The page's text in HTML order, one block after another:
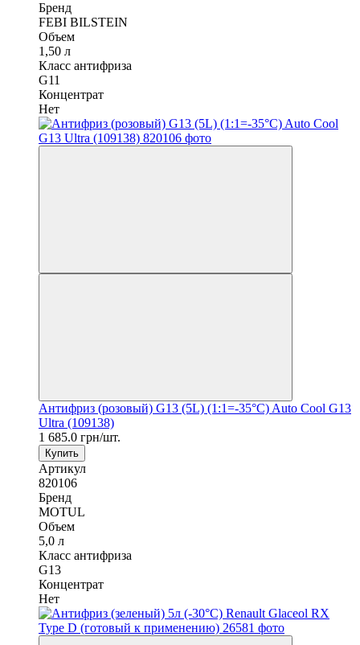
Бренд
FEBI BILSTEIN
Объем
1,50 л
Класс антифриза
G11
Концентрат
Нет
Антифриз (розовый) G13 (5L) (1:1=-35°C) Auto Cool G13
Ultra (109138)
1 685.0 грн/шт.
Купить
Артикул
820106
Бренд
MOTUL
Объем
5,0 л
Класс антифриза
G13
Концентрат
Нет